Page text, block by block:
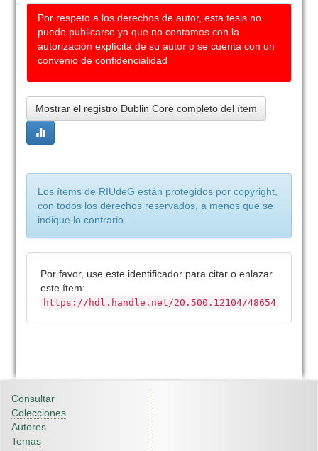
Por respeto a los derechos de autor, esta tesis no
puede publicarse ya que no contamos con la
autorización explícita de su autor o se cuenta con un
convenio de confidencialidad
Mostrar el registro Dublin Core completo del ítem
Los ítems de RIUdeG están protegidos por copyright,
con todos los derechos reservados, a menos que se
indique lo contrario.
Por favor, use este identificador para citar o enlazar
este ítem:
https://hdl.handle.net/20.500.12104/48654
Consultar
Colecciones
Autores
Temas